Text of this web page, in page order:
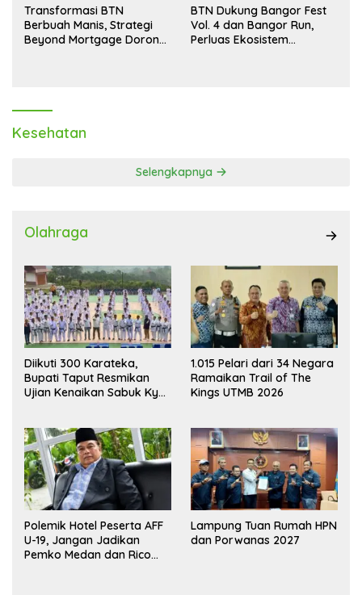
Transformasi BTN
Berbuah Manis, Strategi
Beyond Mortgage Dorong
BTN Dukung Bangor Fest
Vol. 4 dan Bangor Run,
Perluas Ekosistem
Kesehatan
Selengkapnya
Olahraga
Diikuti 300 Karateka,
Bupati Taput Resmikan
Ujian Kenaikan Sabuk Kyu
1.015 Pelari dari 34 Negara
Ramaikan Trail of The
Kings UTMB 2026
Polemik Hotel Peserta AFF
U-19, Jangan Jadikan
Pemko Medan dan Rico
Lampung Tuan Rumah HPN
dan Porwanas 2027